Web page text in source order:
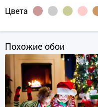
Цвета
Похожие обои